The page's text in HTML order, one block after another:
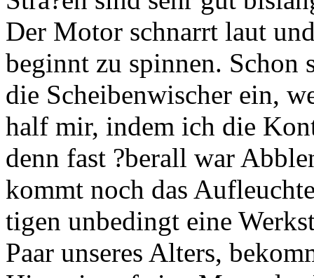
Der Motor schnarrt laut
beginnt zu spinnen. Schon
die Scheibenwischer ein,
half mir, indem ich die
denn fast ?berall war
kommt noch das
tigen unbedingt eine
Paar unseres Alters,